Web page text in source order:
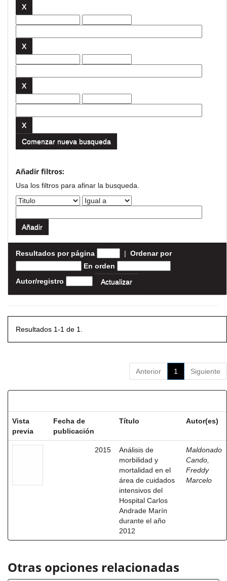
Comenzar nueva busqueda
Añadir filtros:
Usa los filtros para afinar la busqueda.
Resultados por página | Ordenar por
En orden
Autor/registro
Resultados 1-1 de 1.
Anterior 1 Siguiente
Vista
previa
Fecha de
publicación
Título Autor(es)
2015
Análisis de
morbilidad y
mortalidad en el
área de cuidados
intensivos del
Hospital Carlos
Andrade Marín
durante el año
2012
Maldonado
Cando,
Freddy
Marcelo
Otras opciones relacionadas